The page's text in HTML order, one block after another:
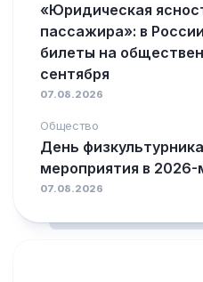
«Юридическая
пассажира»: в
билеты на
сентября
07.08.2026
Общество
День
мероприятия в 2026-
07.08.2026